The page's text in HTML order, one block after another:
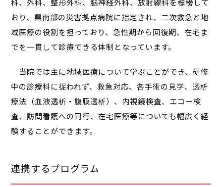
おり、県南部の災害拠点病院に指定され、二次救急と地
域医療の役割を担っており、急性期から回復期、在宅ま
でを一貫して診療できる体制となっています。
当院では主に地域医療について学ぶことができ、研修
中の診療科に捉われず、救急対応、各手術の見学、透析
療法（血液透析・腹膜透析）、内視鏡検査、エコー検
査、訪問看護への同行、在宅医療等についても幅広く経
験することができます。
連携するプログラム